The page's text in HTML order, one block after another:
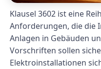
Klausel 3602 ist eine
Anforderungen, die die
Anlagen in Gebäuden
Vorschriften sollen
Elektroinstallationen